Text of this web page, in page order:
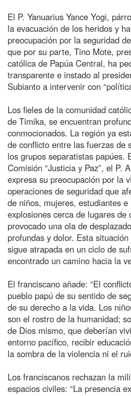
El P. Yanuarius Yance Yogi,
la evacuación de los heridos y
preocupación por la seguridad
que por su parte, Tino Mote,
católica de Papúa Central, ha
transparente e instado al
Subianto a intervenir con
Los fieles de la comunidad
de Timika, se encuentran
conmocionados. La región ya
de conflicto entre las fuerzas de
los grupos separatistas papúes.
Comisión “Justicia y Paz”, el P.
expresa su preocupación por la
operaciones de seguridad que
de niños, mujeres, estudiantes
explosiones cerca de lugares de
provocado una ola de
profundas y dolor. Esta
sigue atrapada en un ciclo de
encontrado un camino hacia la
El franciscano añade: “El
pueblo papú de su sentido de
de su derecho a la vida. Los
son el rostro de la humanidad;
de Dios mismo, que deberían
entorno pacífico, recibir
la sombra de la violencia ni el
Los franciscanos rechazan la
espacios civiles: “La presencia